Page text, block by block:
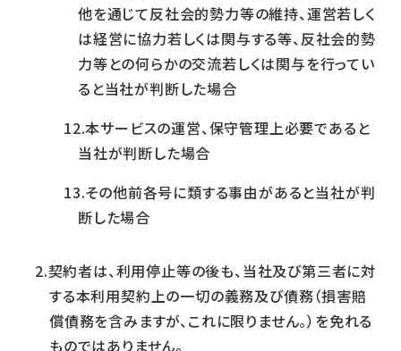
他を通じて反社会的勢力等の維持、運営若しく
は経営に協力若しくは関与する等、反社会的勢
力等との何らかの交流若しくは関与を行ってい
ると当社が判断した場合
本サービスの運営、保守管理上必要であると
当社が判断した場合
その他前各号に類する事由があると当社が判
断した場合
契約者は、利用停止等の後も、当社及び第三者に対
する本利用契約上の一切の義務及び債務（損害賠
償債務を含みますが、これに限りません。）を免れる
ものではありません。